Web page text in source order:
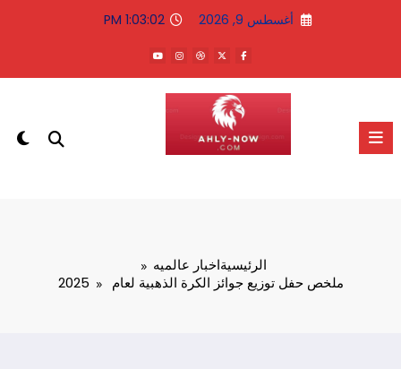
أغسطس 9, 2026 1:03:02 PM
الرئيسيةاخبار عالميه
ملخص حفل توزيع جوائز الكرة الذهبية لعام 2025